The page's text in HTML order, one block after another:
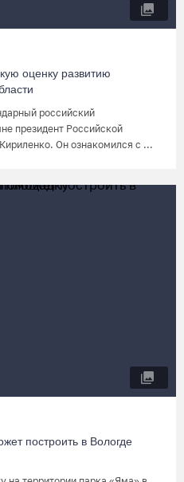
оценку развитию
российский
президент Российской
Он ознакомился с ...
построить в Вологде